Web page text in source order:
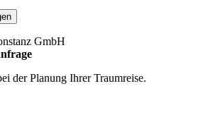
GmbH
der Planung Ihrer Traumreise.